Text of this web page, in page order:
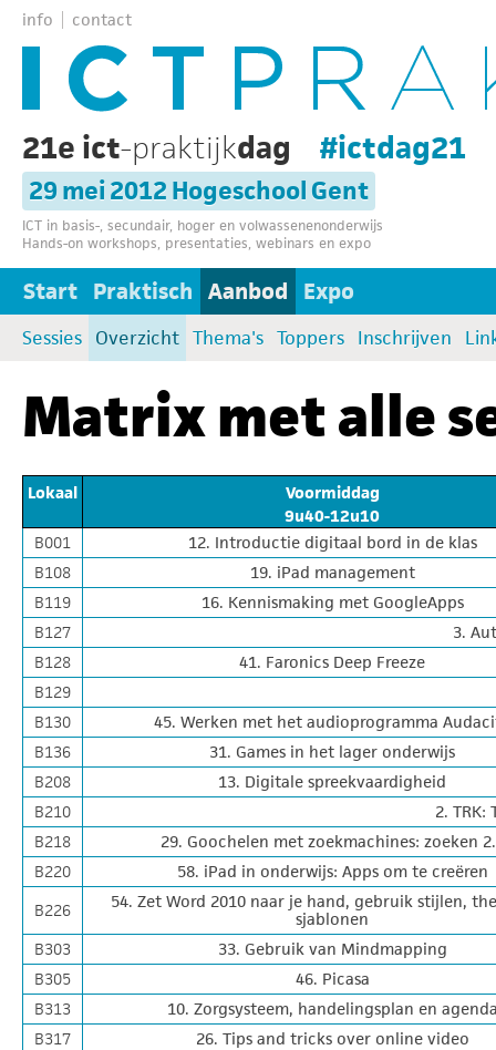
info contact
21e ict-praktijkdag #ictdag21
29 mei 2012 Hogeschool Gent
ICT in basis-, secundair, hoger en volwassenenonderwijs
Hands-on workshops, presentaties, webinars en expo
Start Praktisch Aanbod Expo
Sessies Overzicht Thema's Toppers Inschrijven
Matrix met alle
Lokaal
Voormiddag
9u40-12u10
B001
12. Introductie digitaal bord in de klas
B108
19. iPad management
B119
16. Kennismaking met GoogleApps
B127
3.
B128
41. Faronics Deep Freeze
B129
B130
45. Werken met het audioprogramma
B136
31. Games in het lager onderwijs
B208
13. Digitale spreekvaardigheid
B210
2. TRK:
B218
29. Goochelen met zoekmachines: zoeken
B220
58. iPad in onderwijs: Apps om te creëren
B226
54. Zet Word 2010 naar je hand, gebruik stijlen,
sjablonen
B303
33. Gebruik van Mindmapping
B305
46. Picasa
B313
10. Zorgsysteem, handelingsplan en
B317
26. Tips and tricks over online video